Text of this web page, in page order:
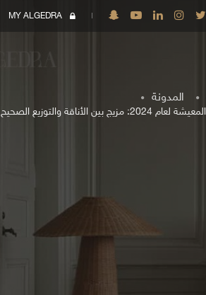
MY ALGEDRA
المدونة
أفكار تصميم غرفة المعيشة لعام 2024: مزيج بين الأناقة والتوزيع الصحيح